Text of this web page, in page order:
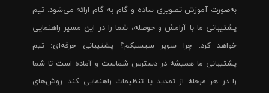
به‌صورت آموزش تصویری ساده و گام به گام ارائه می‌شود. تیم
پشتیبانی ما با آرامش و حوصله، شما را در این مسیر راهنمایی
خواهد کرد. چرا سوپر سیسیکم؟ پشتیبانی حرفه‌ای: تیم
پشتیبانی ما همیشه در دسترس شماست و آماده است تا شما
را در هر مرحله از تمدید یا تنظیمات راهنمایی کند. روش‌های